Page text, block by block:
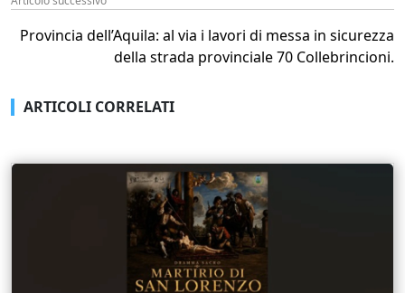
Provincia dell’Aquila: al via i lavori di messa in sicurezza
della strada provinciale 70 Collebrincioni.
ARTICOLI CORRELATI